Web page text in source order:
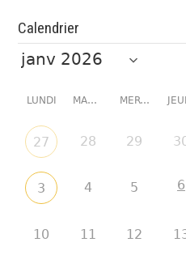
Calendrier
LUNDI MARDI MERCREDI
27 28 29
3 4 5 6
10 11 12